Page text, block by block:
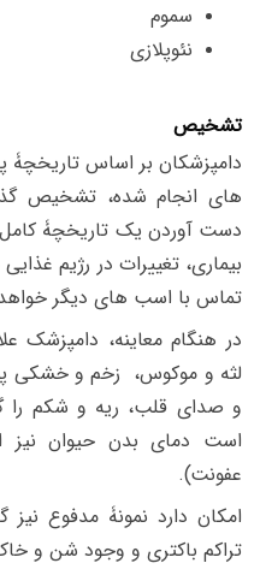
سموم
نئوپلازی
تشخیص
دامپزشکان بر اساس
های انجام شده، تشخیص
دست آوردن یک تاریخچۀ
بیماری، تغییرات در رژیم
تماس با اسب های دیگر
در هنگام معاینه،
لثه و موکوس، زخم و خشکی
و صدای قلب، ریه و شکم
است دمای بدن حیوان نیز
عفونت).
امکان دارد نمونۀ مدفوع
تراکم باکتری و وجود شن و